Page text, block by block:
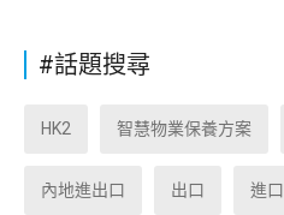
#話題搜尋
HK2 智慧物業保養方案
內地進出口 出口 進口